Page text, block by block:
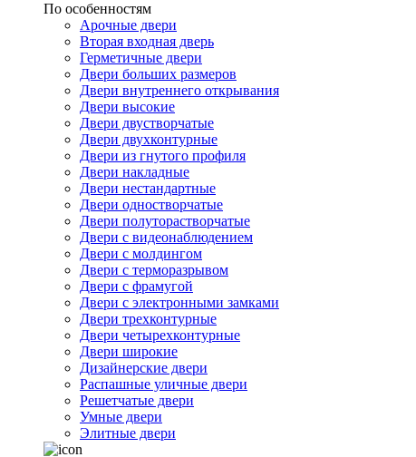
По особенностям
Арочные двери
Вторая входная дверь
Герметичные двери
Двери больших размеров
Двери внутреннего открывания
Двери высокие
Двери двустворчатые
Двери двухконтурные
Двери из гнутого профиля
Двери накладные
Двери нестандартные
Двери одностворчатые
Двери полуторастворчатые
Двери с видеонаблюдением
Двери с молдингом
Двери с терморазрывом
Двери с фрамугой
Двери с электронными замками
Двери трехконтурные
Двери четырехконтурные
Двери широкие
Дизайнерские двери
Распашные уличные двери
Решетчатые двери
Умные двери
Элитные двери